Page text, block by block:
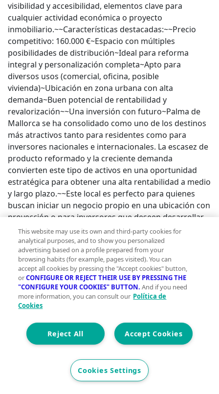
visibilidad y accesibilidad, elementos clave para
cualquier actividad económica o proyecto
inmobiliario.~~Características destacadas:~~Precio
competitivo: 160.000 €~Espacio con múltiples
posibilidades de distribución~Ideal para reforma
integral y personalización completa~Apto para
diversos usos (comercial, oficina, posible
vivienda)~Ubicación en zona urbana con alta
demanda~Buen potencial de rentabilidad y
revalorización~~Una inversión con futuro~Palma de
Mallorca se ha consolidado como uno de los destinos
más atractivos tanto para residentes como para
inversores nacionales e internacionales. La escasez de
producto reformado y la creciente demanda
convierten este tipo de activos en una oportunidad
estratégica para obtener una alta rentabilidad a medio
y largo plazo.~~Este local es perfecto para quienes
buscan iniciar un negocio propio en una ubicación con
proyección o para inversores que deseen desarrollar
un proyecto inmobiliario con valor añadido.~~No dejes
pasar esta oportunidad de adquirir un espacio con
infinitas posibilidades en una de las ciudades más
dinámicas del Mediterráneo.;
This website may use its own and third-party cookies for
analytical purposes, and to show you personalized
advertising based on a profile prepared from your
browsing habits (for example, pages visited). You can
accept all cookies by pressing the "Accept cookies" button,
orCONFIGURE OR REJECT THEIR USE BY PRESSING THE
"CONFIGURE YOUR COOKIES" BUTTON. And if you need
more information, you can consult our Política de
Cookies
Accept Cookies
Reject All
Cookies Settings